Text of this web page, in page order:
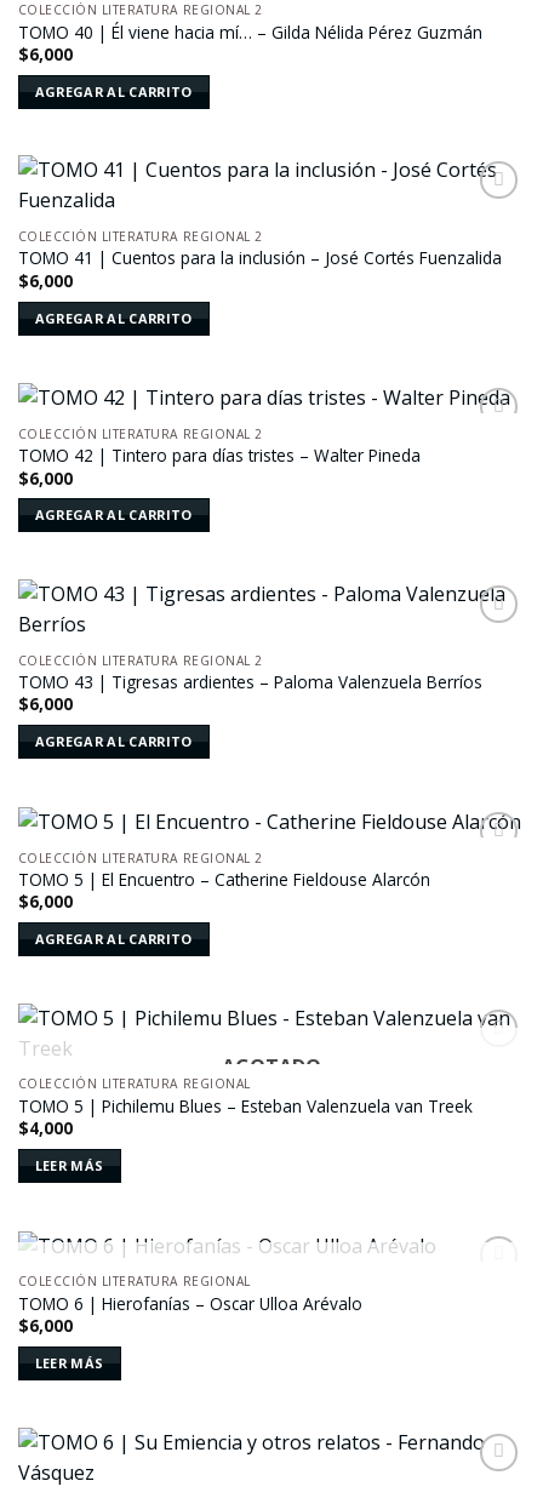
lista de
deseos
COLECCIÓN LITERATURA REGIONAL 2
TOMO 40 | Él viene hacia mí… – Gilda Nélida Pérez Guzmán
$6,000
AGREGAR AL CARRITO
lista de
deseos
COLECCIÓN LITERATURA REGIONAL 2
TOMO 41 | Cuentos para la inclusión – José Cortés Fuenzalida
$6,000
AGREGAR AL CARRITO
COLECCIÓN LITERATURA REGIONAL 2
TOMO 42 | Tintero para días tristes – Walter Pineda
$6,000
AGREGAR AL CARRITO
lista de
deseos
COLECCIÓN LITERATURA REGIONAL 2
TOMO 43 | Tigresas ardientes – Paloma Valenzuela Berríos
$6,000
AGREGAR AL CARRITO
COLECCIÓN LITERATURA REGIONAL 2
TOMO 5 | El Encuentro – Catherine Fieldouse Alarcón
$6,000
AGREGAR AL CARRITO
lista de
deseos
AGOTADO
COLECCIÓN LITERATURA REGIONAL
TOMO 5 | Pichilemu Blues – Esteban Valenzuela van Treek
$4,000
LEER MÁS
AGOTADO
COLECCIÓN LITERATURA REGIONAL
TOMO 6 | Hierofanías – Oscar Ulloa Arévalo
$6,000
LEER MÁS